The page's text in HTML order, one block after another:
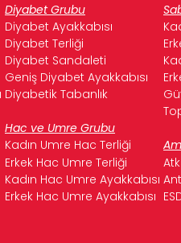
Diyabet Grubu
Diyabet Ayakkabısı
Diyabet Terliği
Diyabet Sandaleti
Geniş Diyabet Ayakkabısı
Diyabetik Tabanlık
Hac ve Umre Grubu
Kadın Umre Hac Terliği
Erkek Hac Umre Terliği
Kadın Hac Umre Ayakkabısı
Erkek Hac Umre Ayakkabısı